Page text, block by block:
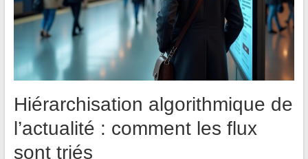
Hiérarchisation algorithmique de
l’actualité : comment les flux
sont triés